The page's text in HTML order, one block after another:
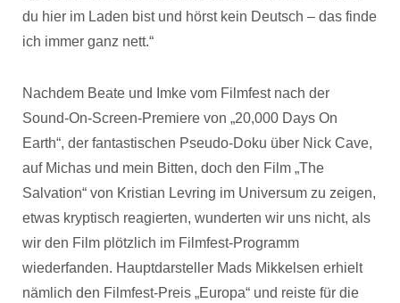
du hier im Laden bist und hörst kein Deutsch – das finde
ich immer ganz nett.“
Nachdem Beate und Imke vom Filmfest nach der
Sound-On-Screen-Premiere von „20,000 Days On
Earth“, der fantastischen Pseudo-Doku über Nick Cave,
auf Michas und mein Bitten, doch den Film „The
Salvation“ von Kristian Levring im Universum zu zeigen,
etwas kryptisch reagierten, wunderten wir uns nicht, als
wir den Film plötzlich im Filmfest-Programm
wiederfanden. Hauptdarsteller Mads Mikkelsen erhielt
nämlich den Filmfest-Preis „Europa“ und reiste für die